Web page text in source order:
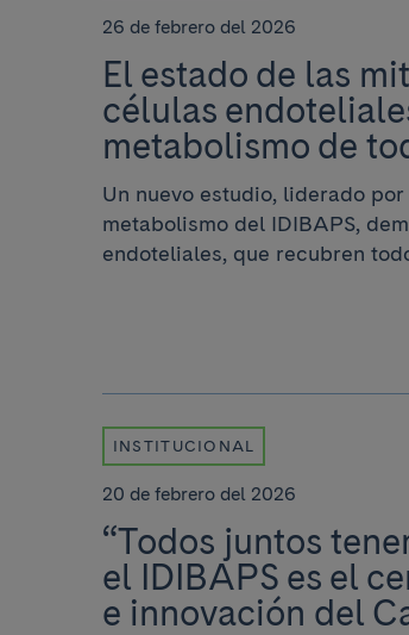
26 de febrero del 2026
El estado de las
células
metabolismo de
Un nuevo estudio, liderado
metabolismo del IDIBAPS,
endoteliales, que recubren
INSTITUCIONAL
20 de febrero del 2026
“Todos juntos
el IDIBAPS es el
e innovación del